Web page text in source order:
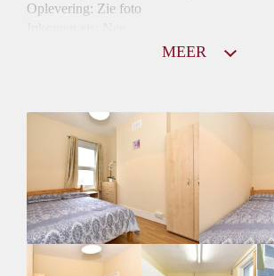
Oplevering: Zie foto
Gedeelde Douche: Ja
Gedeelde woonkamer: Ja
Huisgenoten: Ja
MEER